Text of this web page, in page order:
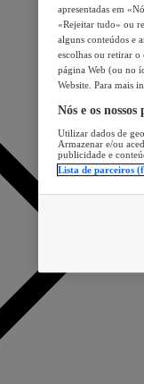
apresentadas em
«Rejeitar tudo» ou
alguns conteúdos e
escolhas ou retirar
página Web (ou no
Website. Para mais
Nós e os
Utilizar dados de
Armazenar e/ou
publicidade e
Lista de parceiros